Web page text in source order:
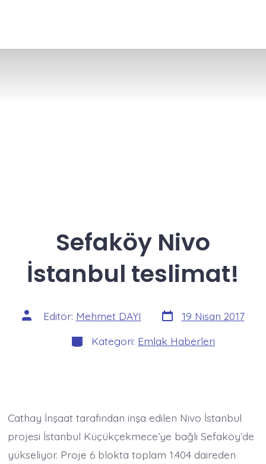
Sefaköy Nivo
İstanbul teslimat!
Yazının
yazarı
Editör: Mehmet DAYI Yazı
tarihi
19 Nisan 2017
Kategoriler
Kategori: Emlak Haberleri
Cathay İnşaat tarafından inşa edilen Nivo İstanbul
projesi İstanbul Küçükçekmece’ye bağlı Sefaköy’de
yükseliyor. Proje 6 blokta toplam 1.404 daireden